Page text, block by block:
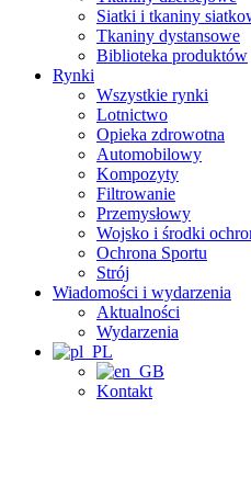
Siatki i tkaniny
Tkaniny dystansowe
Biblioteka produktów
Rynki
Wszystkie rynki
Lotnictwo
Opieka zdrowotna
Automobilowy
Kompozyty
Filtrowanie
Przemysłowy
Wojsko i środki
Ochrona Sportu
Strój
Wiadomości i wydarzenia
Aktualności
Wydarzenia
Kontakt